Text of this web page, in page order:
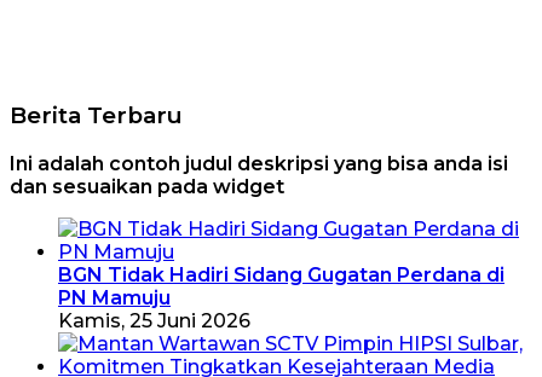
Berita Terbaru
Ini adalah contoh judul deskripsi yang bisa anda isi
dan sesuaikan pada widget
BGN Tidak Hadiri Sidang Gugatan Perdana di
PN Mamuju
Kamis, 25 Juni 2026